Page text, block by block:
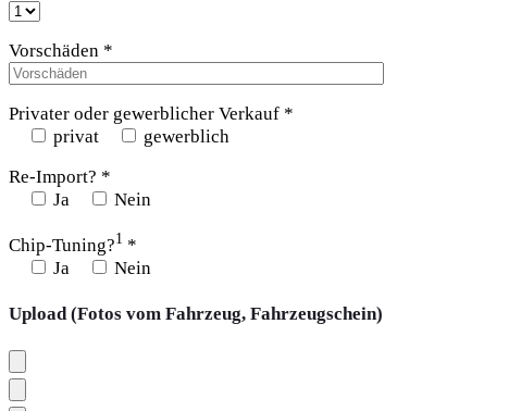
Vorschäden *
Privater oder gewerblicher Verkauf *
privat
gewerblich
Re-Import? *
Ja
Nein
Chip-Tuning?1 *
Ja
Nein
Upload (Fotos vom Fahrzeug, Fahrzeugschein)